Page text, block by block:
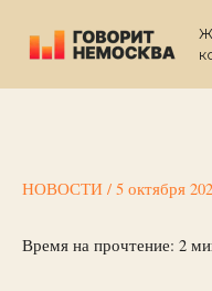
содержимому
НОВОСТИ / 5 октября
Время на прочтение: 2